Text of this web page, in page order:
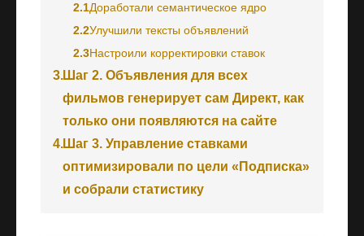
2.1Доработали семантическое ядро
2.2Улучшили тексты объявлений
2.3Настроили корректировки ставок
3.Шаг 2. Объявления для всех
фильмов генерирует сам Директ, как
только они появляются на сайте
4.Шаг 3. Управление ставками
оптимизировали по цели «Подписка»
и собрали статистику